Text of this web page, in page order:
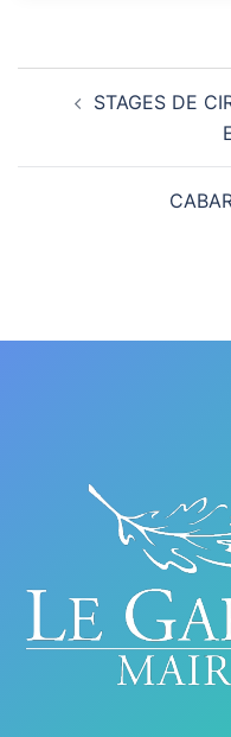
d’articleSTAGES DE